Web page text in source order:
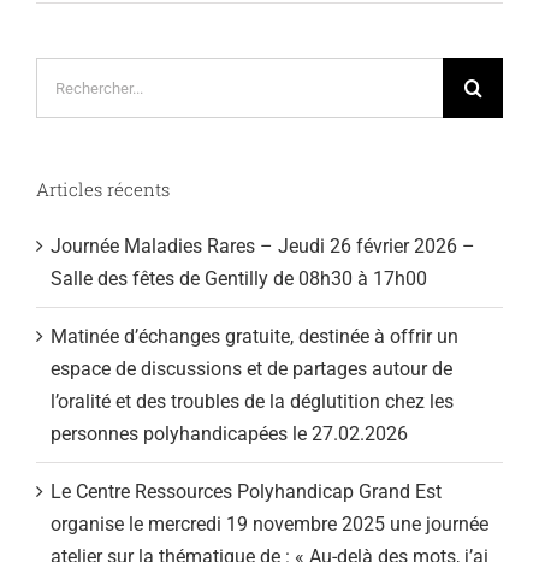
Articles récents
Journée Maladies Rares – Jeudi 26 février 2026 –
Salle des fêtes de Gentilly de 08h30 à 17h00
Matinée d’échanges gratuite, destinée à offrir un
espace de discussions et de partages autour de
l’oralité et des troubles de la déglutition chez les
personnes polyhandicapées le 27.02.2026
Le Centre Ressources Polyhandicap Grand Est
organise le mercredi 19 novembre 2025 une journée
atelier sur la thématique de : « Au-delà des mots, j’ai